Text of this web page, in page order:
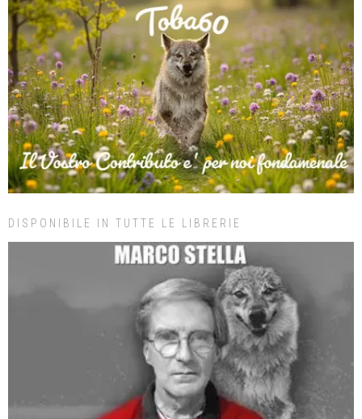
DISPONIBILE IN TUTTE LE LIBRERIE